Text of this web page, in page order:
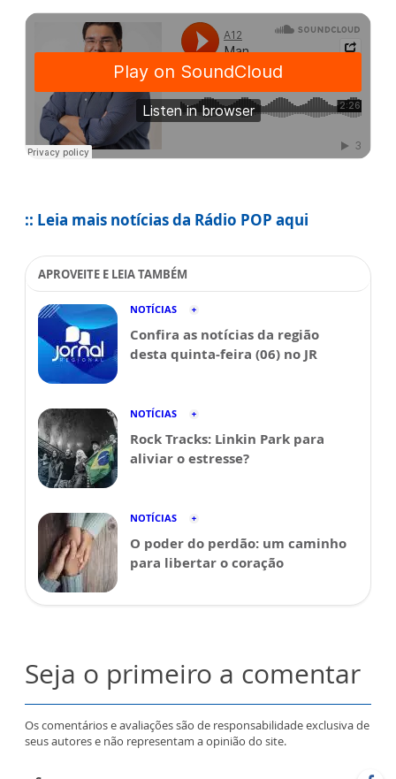
:: Leia mais notícias da Rádio POP aqui
APROVEITE E LEIA TAMBÉM
NOTÍCIAS
Confira as notícias da região
desta quinta-feira (06) no JR
NOTÍCIAS
Rock Tracks: Linkin Park para
aliviar o estresse?
NOTÍCIAS
O poder do perdão: um caminho
para libertar o coração
Seja o primeiro a comentar
Os comentários e avaliações são de responsabilidade exclusiva de
seus autores e não representam a opinião do site.